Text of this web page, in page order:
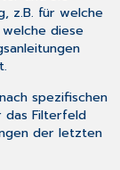
z.B. für welche
diese
spezifischen
das Filterfeld
der letzten